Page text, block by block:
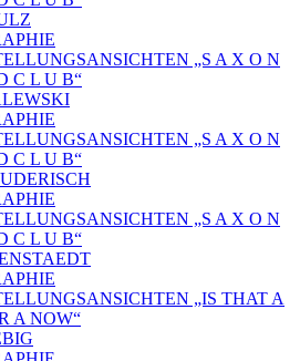
„S A X O N
C L U B“
„S A X O N
C L U B“
„S A X O N
C L U B“
„IS THAT A
A NOW“